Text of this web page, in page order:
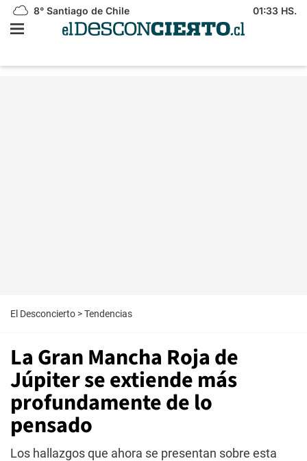
8° Santiago de Chile 01:33 HS.
El Desconcierto >Tendencias
La Gran Mancha Roja de
Júpiter se extiende más
profundamente de lo
pensado
Los hallazgos que ahora se presentan sobre esta